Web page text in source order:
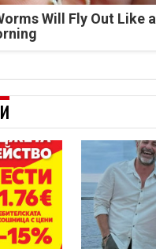
Will Fly Out Like a